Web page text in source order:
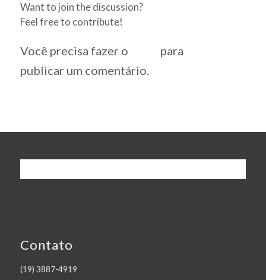
Want to join the discussion?
Feel free to contribute!
Você precisa fazer o
para
publicar um comentário.
Contato
(19) 3887-4919